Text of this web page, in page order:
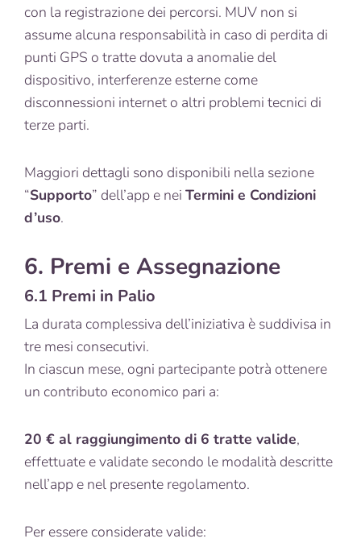
con la registrazione dei percorsi. MUV non si
assume alcuna responsabilità in caso di perdita di
punti GPS o tratte dovuta a anomalie del
dispositivo, interferenze esterne come
disconnessioni internet o altri problemi tecnici di
terze parti.
Maggiori dettagli sono disponibili nella sezione
“Supporto” dell’app e nei Termini e Condizioni
d’uso.
6. Premi e Assegnazione
6.1 Premi in Palio
La durata complessiva dell’iniziativa è suddivisa in
tre mesi consecutivi.
In ciascun mese, ogni partecipante potrà ottenere
un contributo economico pari a:
20 € al raggiungimento di 6 tratte valide,
effettuate e validate secondo le modalità descritte
nell’app e nel presente regolamento.
Per essere considerate valide: